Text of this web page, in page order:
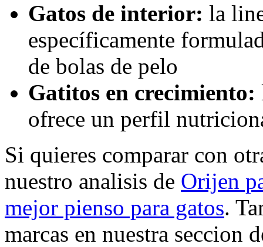
Gatos de interior: la
específicamente
de bolas de pelo
Gatitos en crecimiento:
ofrece un perfil
Si quieres comparar con
nuestro analisis de Orijen
mejor pienso para gatos.
marcas en nuestra seccion